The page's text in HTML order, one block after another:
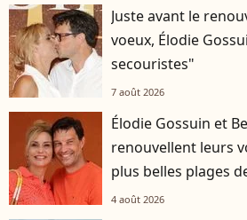
Juste avant le
voeux, Élodie
secouristes"
7 août 2026
Élodie Gossuin et
renouvellent leurs
plus belles plages
4 août 2026